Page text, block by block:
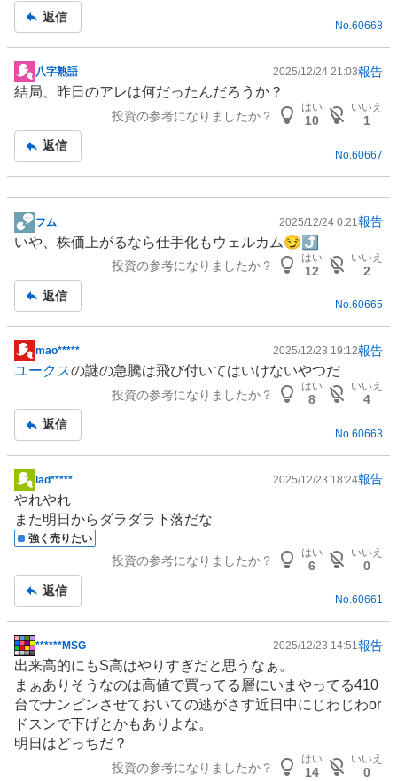
返信
No.60668
掲
示
事
八字熟語 2025/12/24 21:03報告
結局、昨日のアレは何だったんだろうか？
投資の参考になりましたか？
はい
10
いいえ
1
返信
No. 60667
掲
示
事
フム 2025/12/24 0:21 報告
いや、株価上がるなら仕手化もウェルカム😏⤴️
投資の参考になりましたか？
はい
12
いいえ
2
返信
No.60665
掲
示
事
mao***** 2025/12/23 19:12報告
ユークスの謎の急騰は飛び付いてはいけないやつだ
投資の参考になりましたか？
はい
8
いいえ
4
返信
No. 60663
掲
示
板
記
lad***** 2025/12/23 18:24報告
やれやれ
また明日からダラダラ下落だな
強く売りたい
投資の参考になりましたか？
はい
6
いいえ
0
返信
No.60661
掲
示
板
記
事
******MSG 2025/12/23 14:51報告
出来高的にもS高はやりすぎだと思うなぁ。
まぁありそうなのは高値で買ってる層にいまやってる410
台でナンピンさせておいての逃がさす近日中にじわじわor
ドスンで下げとかもありよな。
明日はどっちだ？
投資の参考になりましたか？
はい
14
いいえ
0